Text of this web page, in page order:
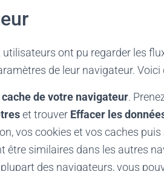
utilisateurs ont pu regarder les
de leur navigateur.
de votre navigateur.
et trouver Effacer les
vos cookies et vos caches
être similaires dans les autres
des navigateurs, vous